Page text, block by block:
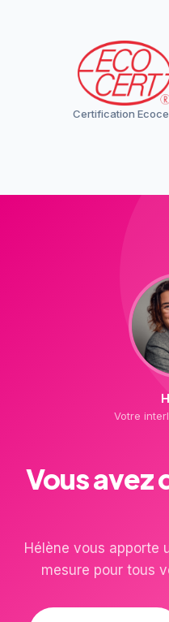
Certification
Vous avez
Hélène vous apporte
mesure pour tous
Votre